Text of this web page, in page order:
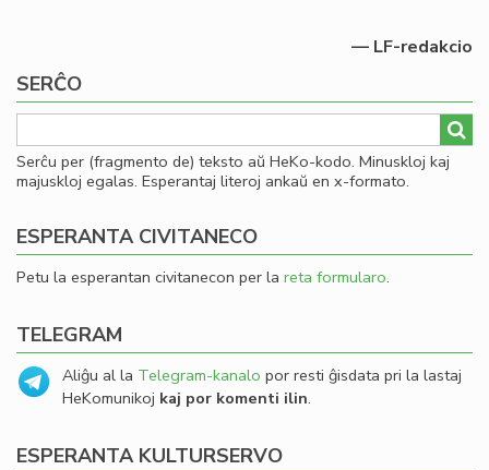
— LF-redakcio
SERĈO
Serĉu per (fragmento de) teksto aŭ HeKo-kodo. Minuskloj kaj
majuskloj egalas. Esperantaj literoj ankaŭ en x-formato.
ESPERANTA CIVITANECO
Petu la esperantan civitanecon per la reta formularo.
TELEGRAM
Aliĝu al la Telegram-kanalo por resti ĝisdata pri la lastaj
HeKomunikoj kaj por komenti ilin.
ESPERANTA KULTURSERVO